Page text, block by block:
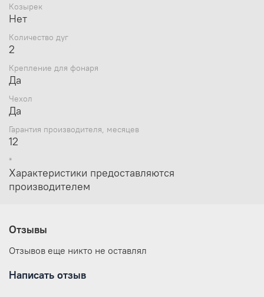
Козырек
Нет
Количество дуг
2
Крепление для фонаря
Да
Чехол
Да
Гарантия производителя, месяцев
12
*
Характеристики предоставляются
производителем
Отзывы
Отзывов еще никто не оставлял
Написать отзыв